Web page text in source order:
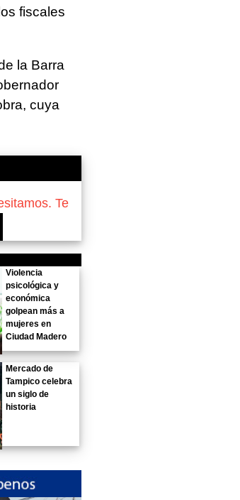
fiscales
la Barra
cuya
Te
Violencia
psicológica y
económica
golpean más a
mujeres en
Ciudad Madero
Mercado de
Tampico celebra
un siglo de
historia